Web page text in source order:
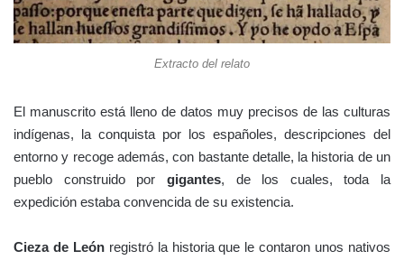
Extracto del relato
El manuscrito está lleno de datos muy precisos de las culturas
indígenas, la conquista por los españoles, descripciones del
entorno y recoge además, con bastante detalle, la historia de un
pueblo construido por gigantes, de los cuales, toda la
expedición estaba convencida de su existencia.
Cieza de Leónregistró la historia que le contaron unos nativos